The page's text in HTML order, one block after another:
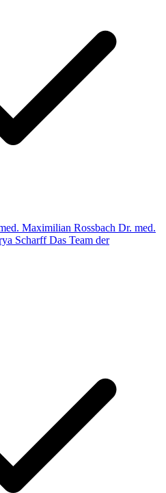
Maximilian Rossbach Dr. med.
ScharffDas Team der